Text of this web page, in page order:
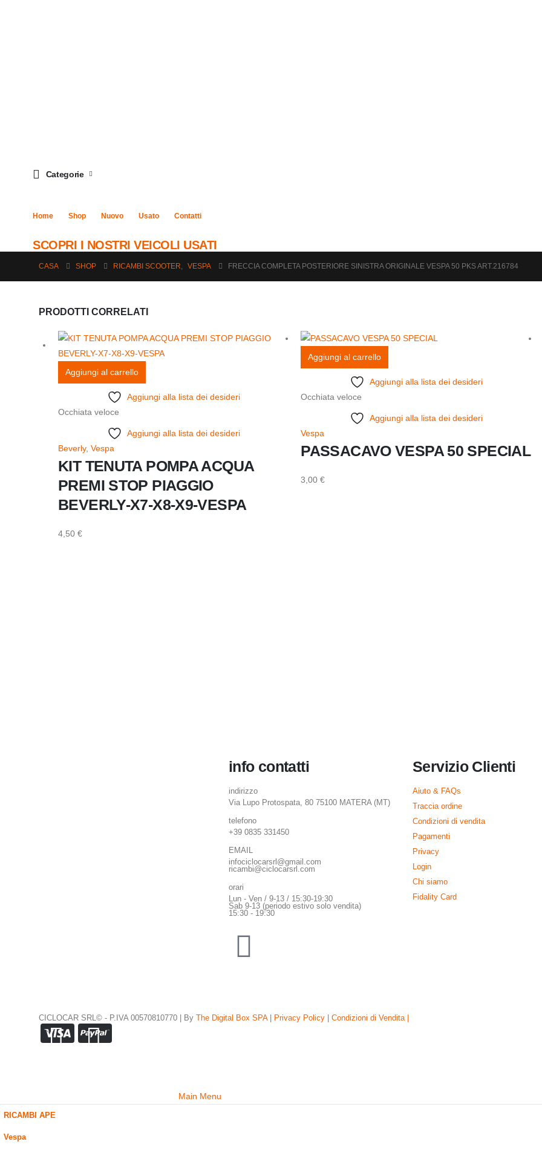
Categorie
Home Shop Nuovo Usato Contatti
SCOPRI I NOSTRI VEICOLI USATI
CASA SHOP RICAMBI SCOOTER VESPA FRECCIA COMPLETA POSTERIORE SINISTRA ORIGINALE VESPA 50 PKS ART.216784
PRODOTTI CORRELATI
Aggiungi al carrello
Aggiungi alla lista dei desideri
Occhiata veloce
Aggiungi alla lista dei desideri
Beverly, Vespa
KIT TENUTA POMPA ACQUA
PREMI STOP PIAGGIO
BEVERLY-X7-X8-X9-VESPA
4,50 €
Aggiungi al carrello
Aggiungi alla lista dei desideri
Occhiata veloce
Aggiungi alla lista dei desideri
Vespa
PASSACAVO VESPA 50 SPECIAL
3,00€
info contatti
indirizzo
Via Lupo Protospata, 80 75100 MATERA (MT)
telefono
+39 0835 331450
EMAIL
infociclocarsrl@gmail.com
ricambi@ciclocarsrl.com
orari
Lun - Ven / 9-13 / 15:30-19:30
Sab 9-13 (periodo estivo solo vendita)
15:30 - 19:30
Servizio Clienti
Aiuto & FAQs
Traccia ordine
Condizioni di vendita
Pagamenti
Privacy
Login
Chi siamo
Fidality Card
CICLOCAR SRL© - P.IVA 00570810770 | By The Digital Box SPA| Privacy Policy Condizioni di Vendita |
Main Menu
RICAMBI APE
Vespa